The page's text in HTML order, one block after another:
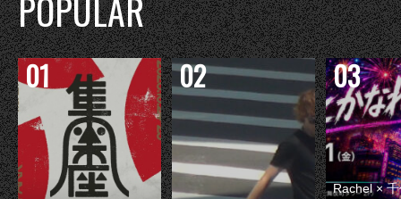
Rachel ×